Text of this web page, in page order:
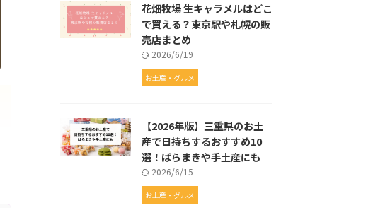
花畑牧場 生キャラメルはどこ
で買える？東京駅や札幌の販
売店まとめ
2026/6/19
お土産・グルメ
【2026年版】三重県のお土
産で日持ちするおすすめ10
選！ばらまきや手土産にも
2026/6/15
お土産・グルメ